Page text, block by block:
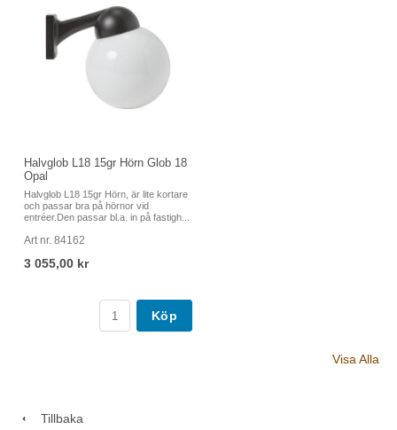
Halvglob L18 15gr Hörn Glob 18
Opal
Halvglob L18 15gr Hörn, är lite kortare
och passar bra på hörnor vid
entréer.Den passar bl.a. in på fastigh...
Art nr. 84162
3 055,00 kr
Köp
Visa Alla
Tillbaka